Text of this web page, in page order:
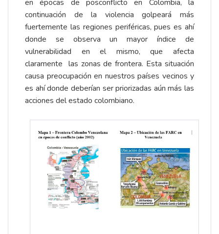
en épocas de posconflicto en Colombia, la
continuación de la violencia golpeará más
fuertemente las regiones periféricas, pues es ahí
donde se observa un mayor índice de
vulnerabilidad en el mismo, que afecta
claramente las zonas de frontera. Esta situación
causa preocupación en nuestros países vecinos y
es ahí donde deberían ser priorizadas aún más las
acciones del estado colombiano.